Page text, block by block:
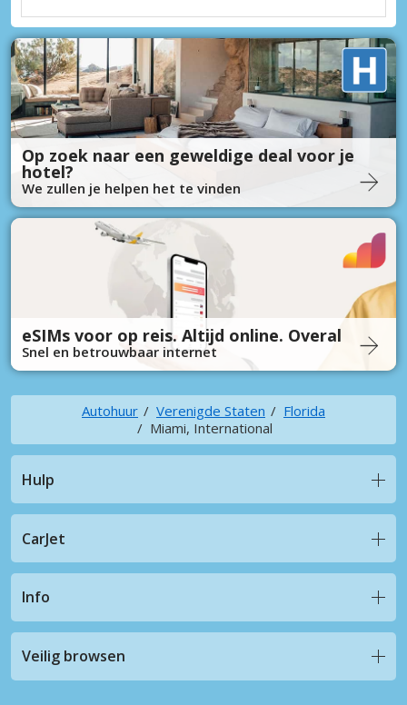
Op zoek naar een geweldige deal voor je
hotel?
We zullen je helpen het te vinden
eSIMs voor op reis. Altijd online. Overal
Snel en betrouwbaar internet
Autohuur Verenigde Staten
Florida
Miami, International
Hulp
CarJet
Info
Veilig browsen